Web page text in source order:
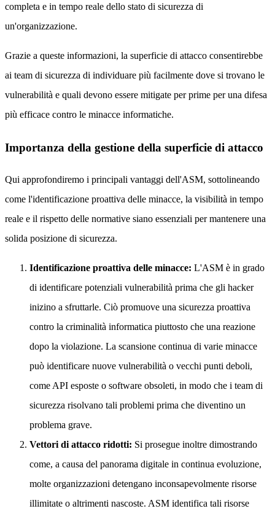
completa e in tempo reale dello stato di sicurezza di
un'organizzazione.
Grazie a queste informazioni, la superficie di attacco consentirebbe
ai team di sicurezza di individuare più facilmente dove si trovano le
vulnerabilità e quali devono essere mitigate per prime per una difesa
più efficace contro le minacce informatiche.
Importanza della gestione della superficie di attacco
Qui approfondiremo i principali vantaggi dell'ASM, sottolineando
come l'identificazione proattiva delle minacce, la visibilità in tempo
reale e il rispetto delle normative siano essenziali per mantenere una
solida posizione di sicurezza.
Identificazione proattiva delle minacce: L'ASM è in grado
di identificare potenziali vulnerabilità prima che gli hacker
inizino a sfruttarle. Ciò promuove una sicurezza proattiva
contro la criminalità informatica piuttosto che una reazione
dopo la violazione. La scansione continua di varie minacce
può identificare nuove vulnerabilità o vecchi punti deboli,
come API esposte o software obsoleti, in modo che i team di
sicurezza risolvano tali problemi prima che diventino un
problema grave.
Vettori di attacco ridotti: Si prosegue inoltre dimostrando
come, a causa del panorama digitale in continua evoluzione,
molte organizzazioni detengano inconsapevolmente risorse
illimitate o altrimenti nascoste. ASM identifica tali risorse